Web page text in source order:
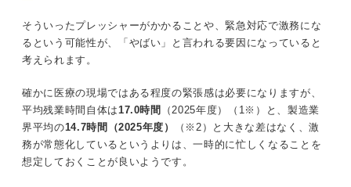
そういったプレッシャーがかかることや、緊急対応で激務にな
るという可能性が、「やばい」と言われる要因になっていると
考えられます。
確かに医療の現場ではある程度の緊張感は必要になりますが、
平均残業時間自体は17.0時間
（2025年度）（1※）と、製造業
界平均の14.7時間（2025年度）
（※2）と大きな差はなく、激
務が常態化しているというよりは、一時的に忙しくなることを
想定しておくことが良いようです。